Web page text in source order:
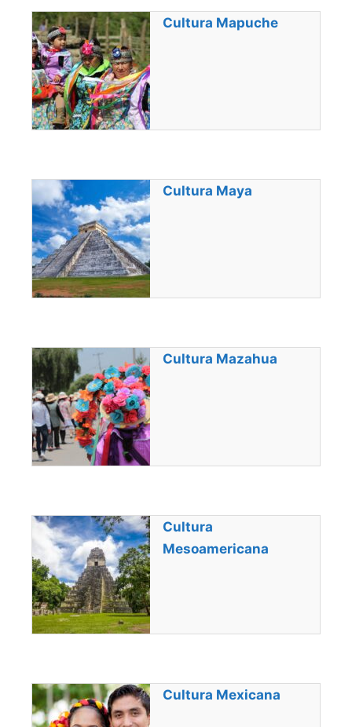
Cultura Mapuche
Cultura Maya
Cultura Mazahua
Cultura
Mesoamericana
Cultura Mexicana